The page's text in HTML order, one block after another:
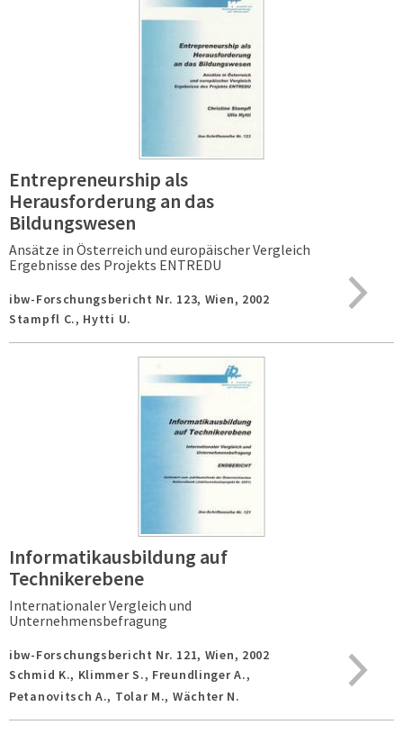
Entrepreneurship als
Herausforderung an das
Bildungswesen
Ansätze in Österreich und europäischer Vergleich
Ergebnisse des Projekts ENTREDU
ibw-Forschungsbericht Nr. 123, Wien, 2002
Stampfl C., Hytti U.
Informatikausbildung auf
Technikerebene
Internationaler Vergleich und
Unternehmensbefragung
ibw-Forschungsbericht Nr. 121, Wien, 2002
Schmid K., Klimmer S., Freundlinger A.,
Petanovitsch A., Tolar M., Wächter N.